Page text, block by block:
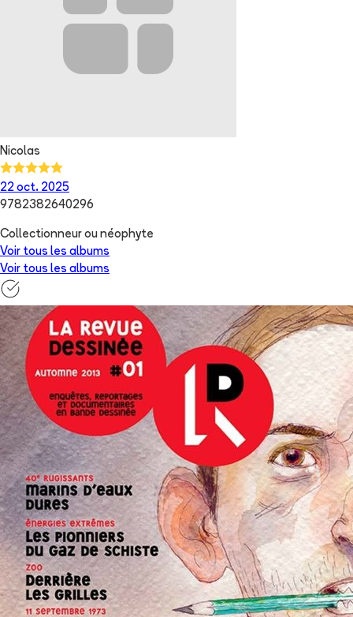
Nicolas
22 oct. 2025
9782382640296
Collectionneur ou néophyte
Voir tous les albums
Voir tous les albums